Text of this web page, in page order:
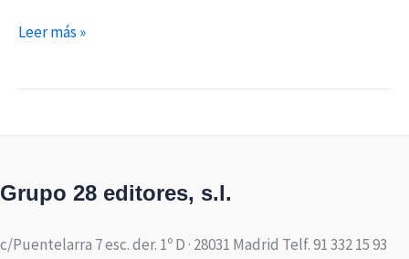
Leer más »
Grupo 28 editores, s.l.
c/Puentelarra 7 esc. der. 1º D · 28031 Madrid Telf. 91 332 15 93